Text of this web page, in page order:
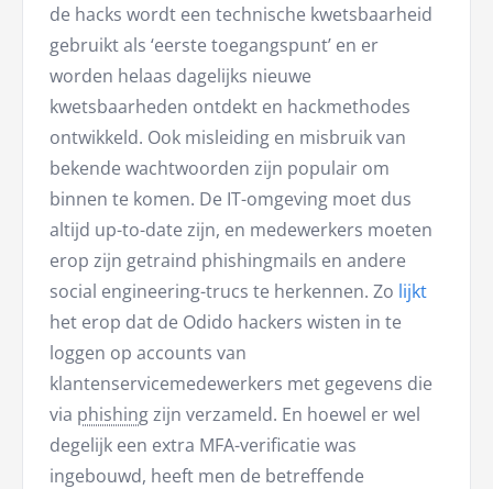
de hacks wordt een technische kwetsbaarheid
gebruikt als ‘eerste toegangspunt’ en er
worden helaas dagelijks nieuwe
kwetsbaarheden ontdekt en hackmethodes
ontwikkeld. Ook misleiding en misbruik van
bekende wachtwoorden zijn populair om
binnen te komen. De IT-omgeving moet dus
altijd up-to-date zijn, en medewerkers moeten
erop zijn getraind phishingmails en andere
social engineering-trucs te herkennen. Zo lijkt
het erop dat de Odido hackers wisten in te
loggen op accounts van
klantenservicemedewerkers met gegevens die
via phishingzijn verzameld. En hoewel er wel
degelijk een extra MFA-verificatie was
ingebouwd, heeft men de betreffende